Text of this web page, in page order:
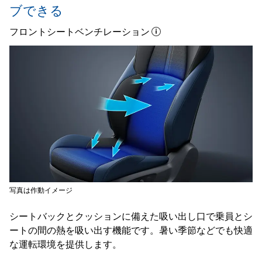
ブできる
フロントシートベンチレーション
シートバックとクッションに備えた吸い出し口で乗員とシ
ートの間の熱を吸い出す機能です。暑い季節などでも快適
な運転環境を提供します。
写真は作動イメージ